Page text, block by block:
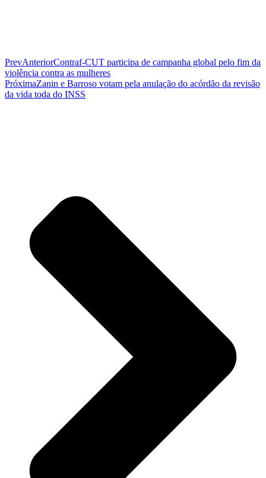
PrevAnteriorContraf-CUT participa de campanha global pelo fim da
violência contra as mulheres
PróximaZanin e Barroso votam pela anulação do acórdão da revisão
da vida toda do INSS